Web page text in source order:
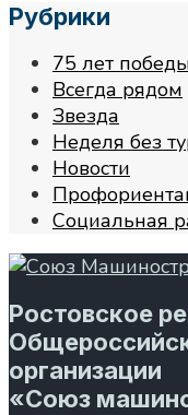
Рубрики
75 лет
Всегда рядом
Звезда
Неделя без
Новости
Социальная
Ростовское
организации
«Союз